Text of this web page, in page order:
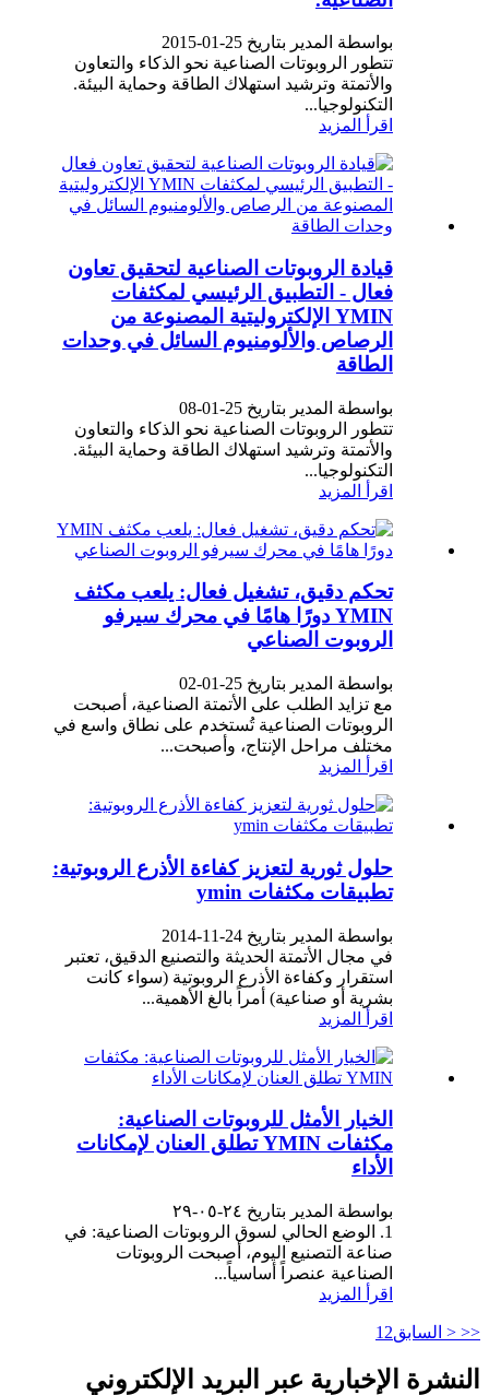
بواسطة المدير بتاريخ 25-01-2015
تتطور الروبوتات الصناعية نحو الذكاء والتعاون
والأتمتة وترشيد استهلاك الطاقة وحماية البيئة.
التكنولوجيا...
اقرأ المزيد
قيادة الروبوتات الصناعية لتحقيق تعاون
فعال - التطبيق الرئيسي لمكثفات
YMIN الإلكتروليتية المصنوعة من
الرصاص والألومنيوم السائل في وحدات
الطاقة
بواسطة المدير بتاريخ 25-01-08
تتطور الروبوتات الصناعية نحو الذكاء والتعاون
والأتمتة وترشيد استهلاك الطاقة وحماية البيئة.
التكنولوجيا...
اقرأ المزيد
تحكم دقيق، تشغيل فعال: يلعب مكثف
YMIN دورًا هامًا في محرك سيرفو
الروبوت الصناعي
بواسطة المدير بتاريخ 25-01-02
مع تزايد الطلب على الأتمتة الصناعية، أصبحت
الروبوتات الصناعية تُستخدم على نطاق واسع في
مختلف مراحل الإنتاج، وأصبحت...
اقرأ المزيد
حلول ثورية لتعزيز كفاءة الأذرع الروبوتية:
تطبيقات مكثفات ymin
بواسطة المدير بتاريخ 24-11-2014
في مجال الأتمتة الحديثة والتصنيع الدقيق، تعتبر
استقرار وكفاءة الأذرع الروبوتية (سواء كانت
بشرية أو صناعية) أمراً بالغ الأهمية...
اقرأ المزيد
الخيار الأمثل للروبوتات الصناعية:
مكثفات YMIN تطلق العنان لإمكانات
الأداء
بواسطة المدير بتاريخ ٢٤-٠٥-٢٩
1. الوضع الحالي لسوق الروبوتات الصناعية: في
صناعة التصنيع اليوم، أصبحت الروبوتات
الصناعية عنصراً أساسياً...
اقرأ المزيد
<< < السابق 1 2
النشرة الإخبارية عبر البريد الإلكتروني